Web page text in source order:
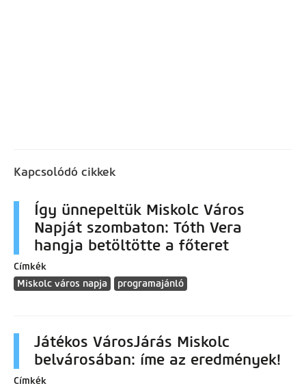
Kapcsolódó cikkek
Így ünnepeltük Miskolc Város
Napját szombaton: Tóth Vera
hangja betöltötte a főteret
Címkék
Miskolc város napja
programajánló
Játékos VárosJárás Miskolc
belvárosában: íme az eredmények!
Címkék